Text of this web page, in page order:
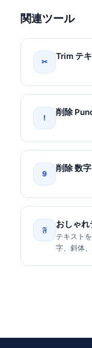
関連ツール
✂
Trim テ
!
削除
9
削除 数
𝔉
おしゃ
テキスト
字、斜体